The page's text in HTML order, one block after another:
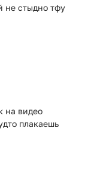
не стыдно тфу
на видео
плакаешь